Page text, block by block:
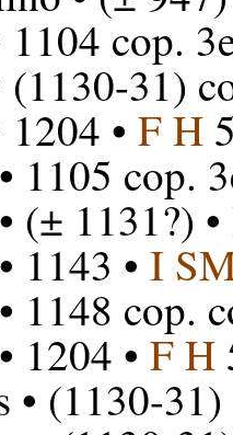
1104 cop.
(1130-31)
1204 • F H
• 1105 cop.
• (± 1131?) •
• 1143 • I
• 1148 cop.
• 1204 • F H
• (1130-